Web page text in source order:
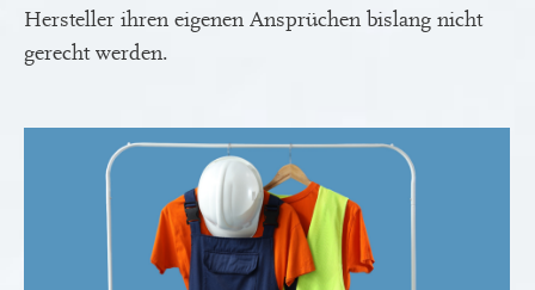
Hersteller ihren eigenen Ansprüchen bislang nicht
gerecht werden.